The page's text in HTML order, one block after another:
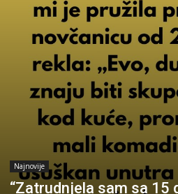
Najnovije
“Zatrudnjela sam sa 15